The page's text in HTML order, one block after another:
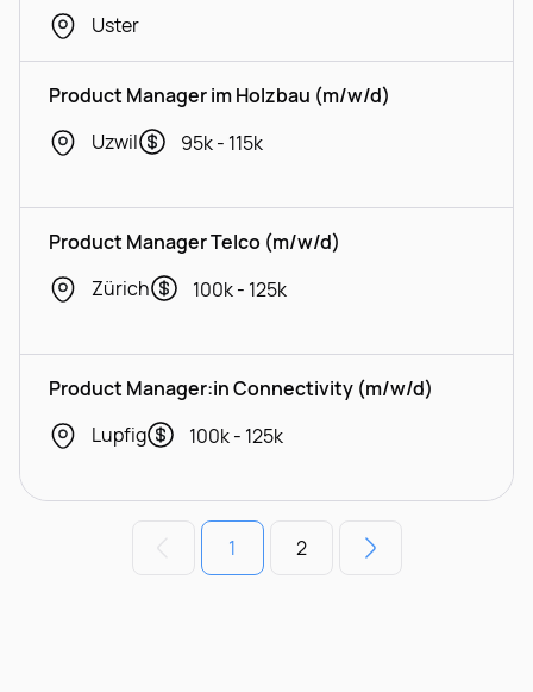
Uster
Product Manager im Holzbau (m/w/d)
Uzwil
95k - 115k
Product Manager Telco (m/w/d)
Zürich
100k - 125k
Product Manager:in Connectivity (m/w/d)
Lupfig
100k - 125k
1 2